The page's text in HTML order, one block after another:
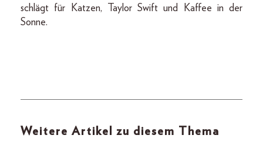
schlägt für Katzen, Taylor Swift und Kaffee in der
Sonne.
Weitere Artikel zu diesem Thema